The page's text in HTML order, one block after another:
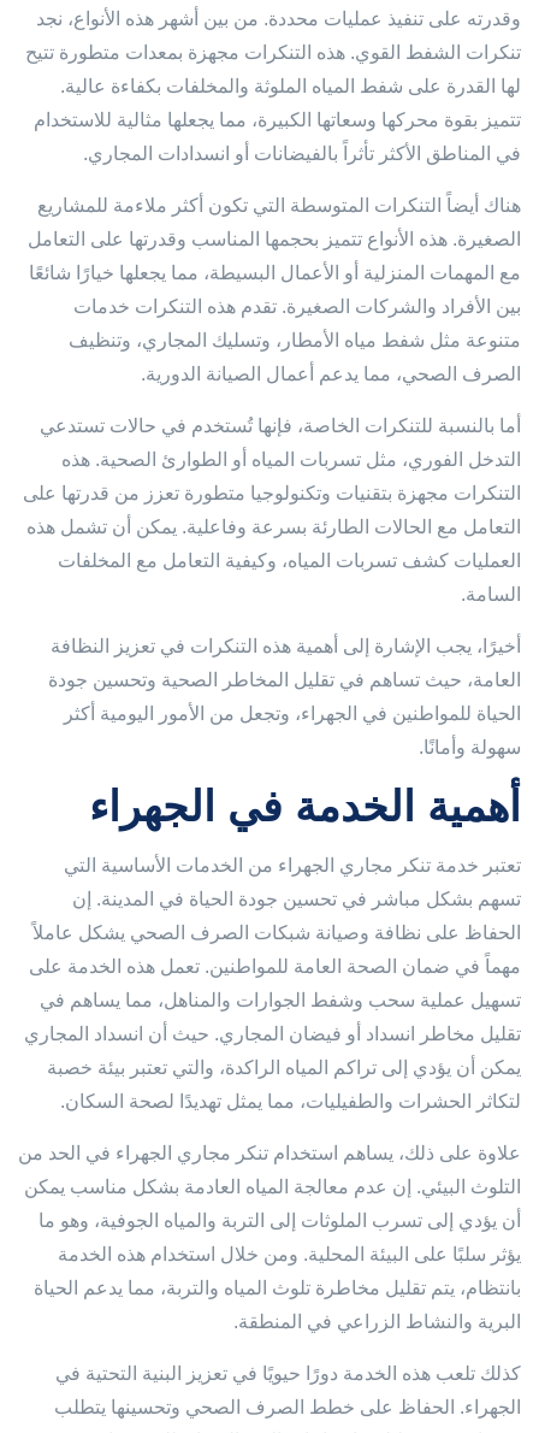
وقدرته على تنفيذ عمليات محددة. من بين أشهر هذه الأنواع، نجد
تنكرات الشفط القوي. هذه التنكرات مجهزة بمعدات متطورة تتيح
لها القدرة على شفط المياه الملوثة والمخلفات بكفاءة عالية.
تتميز بقوة محركها وسعاتها الكبيرة، مما يجعلها مثالية للاستخدام
في المناطق الأكثر تأثراً بالفيضانات أو انسدادات المجاري.
هناك أيضاً التنكرات المتوسطة التي تكون أكثر ملاءمة للمشاريع
الصغيرة. هذه الأنواع تتميز بحجمها المناسب وقدرتها على التعامل
مع المهمات المنزلية أو الأعمال البسيطة، مما يجعلها خيارًا شائعًا
بين الأفراد والشركات الصغيرة. تقدم هذه التنكرات خدمات
متنوعة مثل شفط مياه الأمطار، وتسليك المجاري، وتنظيف
الصرف الصحي، مما يدعم أعمال الصيانة الدورية.
أما بالنسبة للتنكرات الخاصة، فإنها تُستخدم في حالات تستدعي
التدخل الفوري، مثل تسربات المياه أو الطوارئ الصحية. هذه
التنكرات مجهزة بتقنيات وتكنولوجيا متطورة تعزز من قدرتها على
التعامل مع الحالات الطارئة بسرعة وفاعلية. يمكن أن تشمل هذه
العمليات كشف تسربات المياه، وكيفية التعامل مع المخلفات
السامة.
أخيرًا، يجب الإشارة إلى أهمية هذه التنكرات في تعزيز النظافة
العامة، حيث تساهم في تقليل المخاطر الصحية وتحسين جودة
الحياة للمواطنين في الجهراء، وتجعل من الأمور اليومية أكثر
سهولة وأمانًا.
أهمية الخدمة في الجهراء
تعتبر خدمة تنكر مجاري الجهراء من الخدمات الأساسية التي
تسهم بشكل مباشر في تحسين جودة الحياة في المدينة. إن
الحفاظ على نظافة وصيانة شبكات الصرف الصحي يشكل عاملاً
مهماً في ضمان الصحة العامة للمواطنين. تعمل هذه الخدمة على
تسهيل عملية سحب وشفط الجوارات والمناهل، مما يساهم في
تقليل مخاطر انسداد أو فيضان المجاري. حيث أن انسداد المجاري
يمكن أن يؤدي إلى تراكم المياه الراكدة، والتي تعتبر بيئة خصبة
لتكاثر الحشرات والطفيليات، مما يمثل تهديدًا لصحة السكان.
علاوة على ذلك، يساهم استخدام تنكر مجاري الجهراء في الحد من
التلوث البيئي. إن عدم معالجة المياه العادمة بشكل مناسب يمكن
أن يؤدي إلى تسرب الملوثات إلى التربة والمياه الجوفية، وهو ما
يؤثر سلبًا على البيئة المحلية. ومن خلال استخدام هذه الخدمة
بانتظام، يتم تقليل مخاطرة تلوث المياه والتربة، مما يدعم الحياة
البرية والنشاط الزراعي في المنطقة.
كذلك تلعب هذه الخدمة دورًا حيويًا في تعزيز البنية التحتية في
الجهراء. الحفاظ على خطط الصرف الصحي وتحسينها يتطلب